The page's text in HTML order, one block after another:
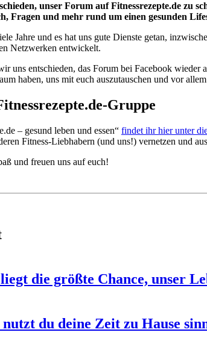
unser Forum auf Fitnessrezepte.de zu
Fragen und mehr rund um einen gesunden
Jahre und es hat uns gute Dienste getan,
Netzwerken entwickelt.
uns entschieden, das Forum bei Facebook wieder
haben, uns mit euch auszutauschen und vor
Gruppe
– gesund leben und essen“ findet ihr hier unter
Fitness-Liebhabern (und uns!) vernetzen und
und freuen uns auf euch!
die größte Chance, unser
du deine Zeit zu Hause